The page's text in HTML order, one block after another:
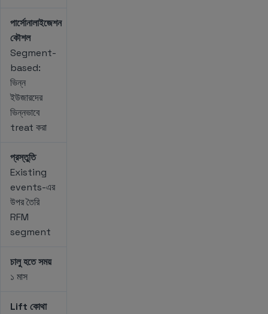
পার্সোনালাইজেশন
কৌশল
Segment-
based:
ভিন্ন
ইউজারদের
ভিন্নভাবে
treat করা
প্রস্তুতি
Existing
events-এর
উপর তৈরি
RFM
segment
চালু হতে সময়
১ মাস
Lift কোথা